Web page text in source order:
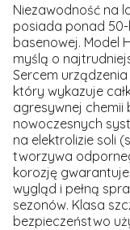
Niezawodność na
posiada ponad
basenowej. Model
myślą o
Sercem
który wykazuje
agresywnej chemii
nowoczesnych
na elektrolizie soli
tworzywa
korozję
wygląd i pełną
sezonów. Klasa
bezpieczeństwo